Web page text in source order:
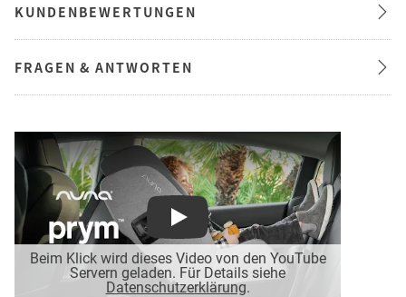
KUNDENBEWERTUNGEN
FRAGEN & ANTWORTEN
Beim Klick wird dieses Video von den YouTube
Servern geladen. Für Details siehe
Datenschutzerklärung.
Play